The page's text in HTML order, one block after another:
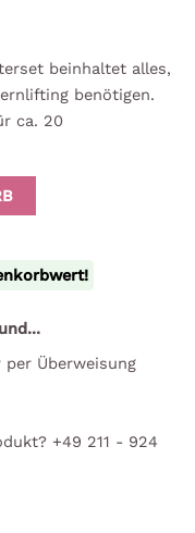
beinhaltet alles,
benötigen.
ca. 20
per Überweisung
+49 211 - 924